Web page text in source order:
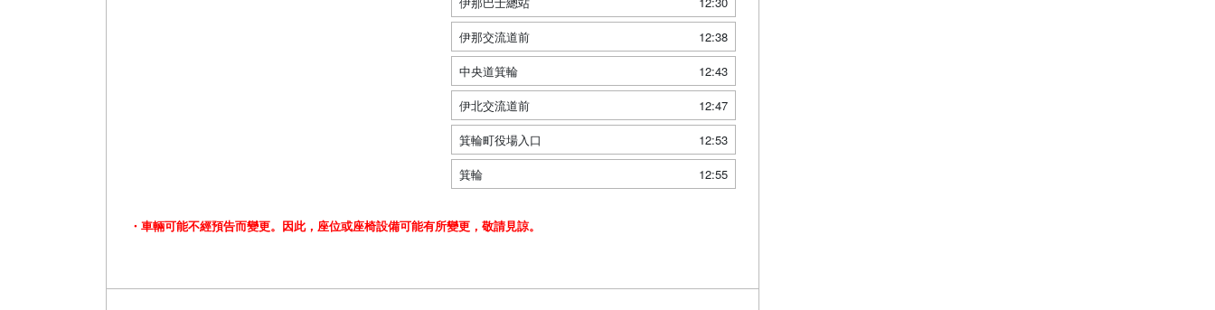
伊那交流道前
12:38
中央道箕輪
12:43
伊北交流道前
12:47
箕輪町役場入口
12:53
箕輪
12:55
・車輛可能不經預告而變更。因此，座位或座椅設備可能有所變更，敬請見諒。